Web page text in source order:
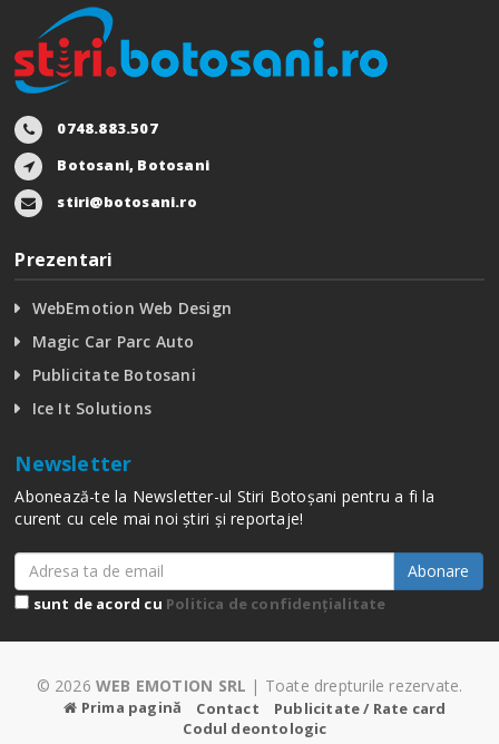
0748.883.507
Botosani, Botosani
stiri@botosani.ro
Prezentari
WebEmotion Web Design
Magic Car Parc Auto
Publicitate Botosani
Ice It Solutions
Newsletter
Abonează-te la Newsletter-ul Stiri Botoșani pentru a fi la
curent cu cele mai noi știri și reportaje!
Abonare
sunt de acord cu Politica de confidențialitate
© 2026 WEB EMOTION SRL | Toate drepturile rezervate.
Prima pagină Contact
Publicitate / Rate card
Codul deontologic